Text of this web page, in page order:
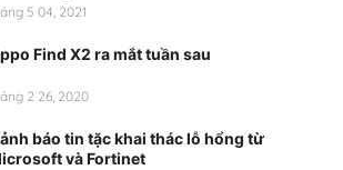
5 04, 2021
Find X2 ra mắt tuần sau
2 26, 2020
báo tin tặc khai thác lỗ hổng từ
và Fortinet